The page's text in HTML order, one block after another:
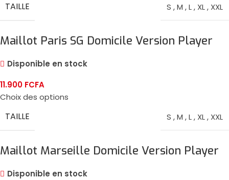
TAILLE S ,M ,L, XL, XXL
Maillot Paris SG Domicile Version Player
2024/25
Disponible en stock
11.900 FCFA
Choix des options
TAILLE S ,M ,L, XL, XXL
Maillot Marseille Domicile Version Player
2024/25
Disponible en stock